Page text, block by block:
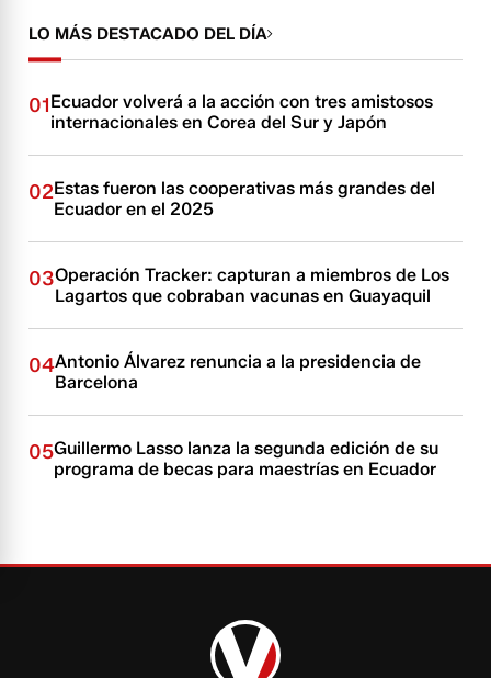
LO MÁS DESTACADO DEL DÍA
01Ecuador volverá a la acción con tres amistosos
internacionales en Corea del Sur y Japón
02Estas fueron las cooperativas más grandes del
Ecuador en el 2025
03Operación Tracker: capturan a miembros de Los
Lagartos que cobraban vacunas en Guayaquil
04Antonio Álvarez renuncia a la presidencia de
Barcelona
05Guillermo Lasso lanza la segunda edición de su
programa de becas para maestrías en Ecuador